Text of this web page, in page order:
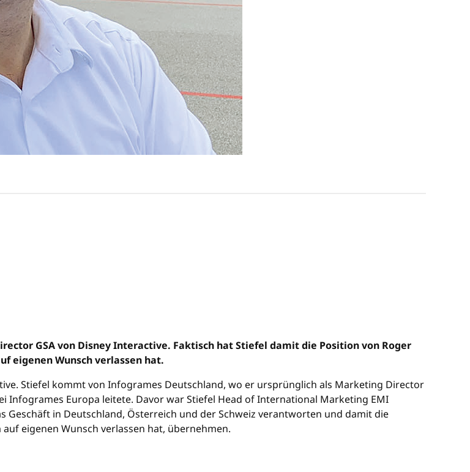
GSA von Disney Interactive. Faktisch hat Stiefel damit die Position von Roger
eigenen Wunsch verlassen hat.
Stiefel kommt von Infogrames Deutschland, wo er ursprünglich als Marketing Director
Infogrames Europa leitete. Davor war Stiefel Head of International Marketing EMI
Geschäft in Deutschland, Österreich und der Schweiz verantworten und damit die
eigenen Wunsch verlassen hat, übernehmen.